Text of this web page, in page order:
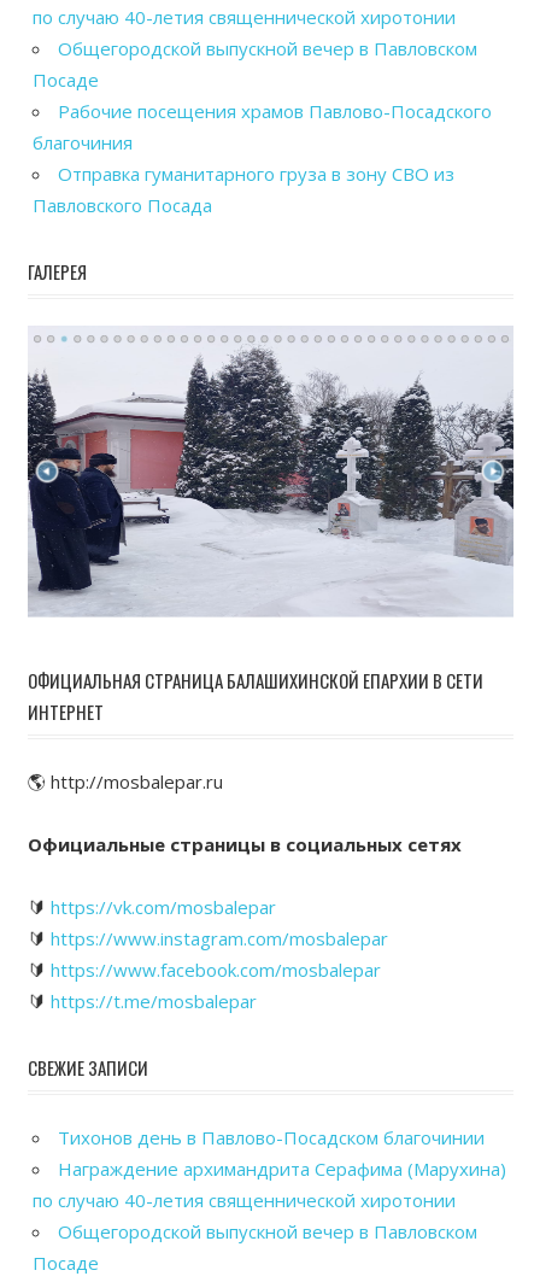
по случаю 40-летия священнической хиротонии
Общегородской выпускной вечер в Павловском
Посаде
Рабочие посещения храмов Павлово-Посадского
благочиния
Отправка гуманитарного груза в зону СВО из
Павловского Посада
ГАЛЕРЕЯ
ОФИЦИАЛЬНАЯ СТРАНИЦА БАЛАШИХИНСКОЙ ЕПАРХИИ В СЕТИ
ИНТЕРНЕТ
🌎 http://mosbalepar.ru
Официальные страницы в социальных сетях
🔰 https://vk.com/mosbalepar
🔰 https://www.instagram.com/mosbalepar
🔰 https://www.facebook.com/mosbalepar
🔰 https://t.me/mosbalepar
СВЕЖИЕ ЗАПИСИ
Тихонов день в Павлово-Посадском благочинии
Награждение архимандрита Серафима (Марухина)
по случаю 40-летия священнической хиротонии
Общегородской выпускной вечер в Павловском
Посаде